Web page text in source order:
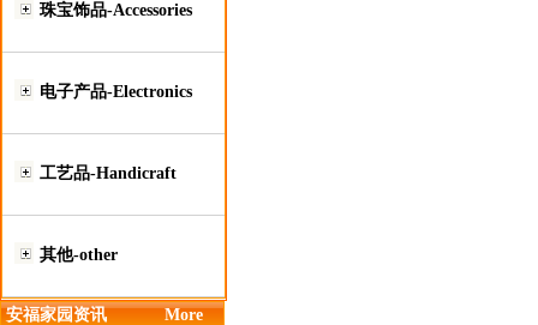
珠宝饰品-Accessories
电子产品-Electronics
工艺品-Handicraft
其他-other
安福家园资讯 More